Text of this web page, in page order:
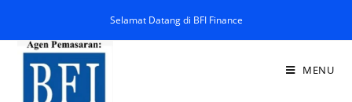
Selamat Datang di BFI Finance
MENU